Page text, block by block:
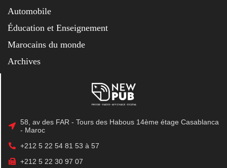
Automobile
Éducation et Enseignement
Marocains du monde
Archives
58, av des FAR - Tours des Habous 14ème étage Casablanca
- Maroc
+212 5 22 54 81 53 à 57
+212 5 22 30 97 07